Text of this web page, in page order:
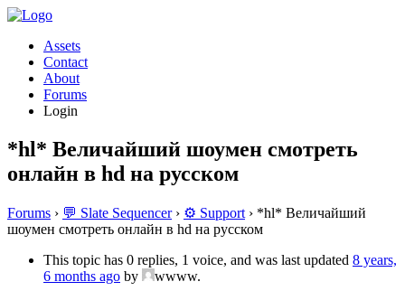
Assets
Contact
About
Forums
Login
*hl* Величайший шоумен смотреть
онлайн в hd на русском
Forums › 💬 Slate Sequencer › ⚙️ Support › *hl* Величайший
шоумен смотреть онлайн в hd на русском
This topic has 0 replies, 1 voice, and was last updated 8 years,
6 months ago by
wwww.